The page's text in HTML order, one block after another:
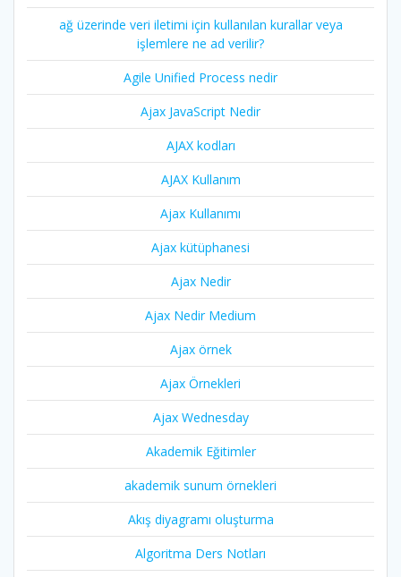
ağ üzerinde veri iletimi için kullanılan kurallar veya
işlemlere ne ad verilir?
Agile Unified Process nedir
Ajax JavaScript Nedir
AJAX kodları
AJAX Kullanım
Ajax Kullanımı
Ajax kütüphanesi
Ajax Nedir
Ajax Nedir Medium
Ajax örnek
Ajax Örnekleri
Ajax Wednesday
Akademik Eğitimler
akademik sunum örnekleri
Akış diyagramı oluşturma
Algoritma Ders Notları